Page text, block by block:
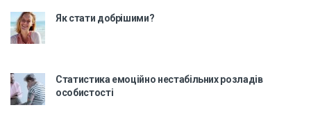
Як стати добрішими?
Статистика емоційно нестабільних розладів
особистості